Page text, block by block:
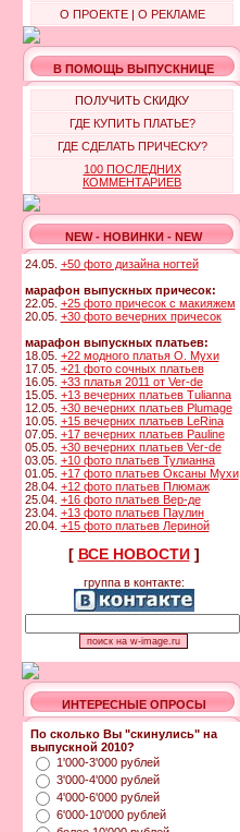
О ПРОЕКТЕ| О РЕКЛАМЕ
В ПОМОЩЬ ВЫПУСКНИЦЕ
ПОЛУЧИТЬ СКИДКУ
ГДЕ КУПИТЬ ПЛАТЬЕ?
ГДЕ СДЕЛАТЬ ПРИЧЕСКУ?
100 ПОСЛЕДНИХ
КОММЕНТАРИЕВ
NEW - НОВИНКИ - NEW
24.05. +50 фото дизайна ногтей
марафон выпускных причесок:
22.05. +25 фото причесок с макияжем
20.05. +30 фото вечерних причесок
марафон выпускных платьев:
18.05. +22 модного платья О. Мухи
17.05. +21 фото сочных платьев
16.05. +33 платья 2011 от Ver-de
15.05. +13 вечерних платьев Tulianna
12.05. +30 вечерних платьев Plumage
10.05. +15 вечерних платьев LeRina
07.05. +17 вечерних платьев Pauline
05.05. +30 вечерних платьев Ver-de
03.05. +10 фото платьев Тулианна
01.05. +17 фото платьев Оксаны Мухи
28.04. +12 фото платьев Плюмаж
25.04. +16 фото платьев Вер-де
23.04. +13 фото платьев Паулин
20.04. +15 фото платьев Лериной
[ ВСЕ НОВОСТИ]
группа в контакте:
ИНТЕРЕСНЫЕ ОПРОСЫ
По сколько Вы "скинулись" на
выпускной 2010?
1'000-3'000 рублей
3'000-4'000 рублей
4'000-6'000 рублей
6'000-10'000 рублей